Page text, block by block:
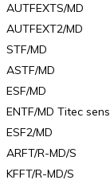
AUTFEXTS/MD
AUTFEXT2/MD
STF/MD
ASTF/MD
ESF/MD
ENTF/MD Titec
ESF2/MD
ARFT/R-MD/S
KFFT/R-MD/S